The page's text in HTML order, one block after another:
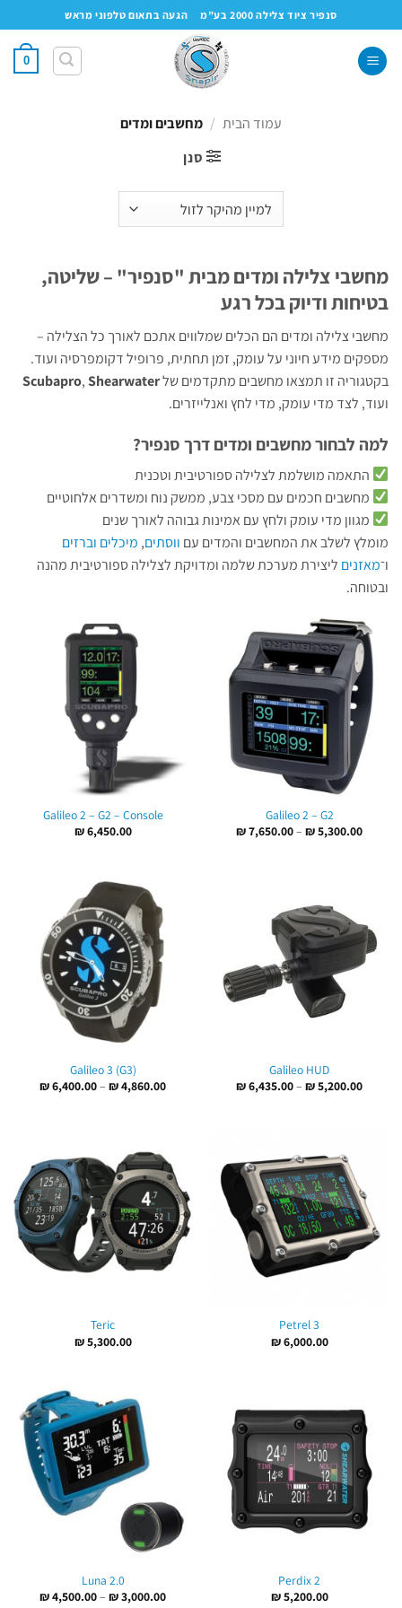
to
content
סנפיר ציוד צלילה 2000 בע"מ הגעה בתאום טלפוני מראש
0
עמוד הבית / מחשבים ומדים
סנן
מחשבי צלילה ומדים מבית "סנפיר" – שליטה,
בטיחות ודיוק בכל רגע
מחשבי צלילה ומדים הם הכלים שמלווים אתכם לאורך כל הצלילה –
מספקים מידע חיוני על עומק, זמן תחתית, פרופיל דקומפרסיה ועוד.
בקטגוריה זו תמצאו מחשבים מתקדמים של
Scubapro,Shearwater
ועוד, לצד מדי עומק, מדי לחץ ואנלייזרים.
למה לבחור מחשבים ומדים דרך סנפיר?
התאמה מושלמת לצלילה ספורטיבית וטכנית
מחשבים חכמים עם מסכי צבע, ממשק נוח ומשדרים אלחוטיים
מגוון מדי עומק ולחץ עם אמינות גבוהה לאורך שנים
מומלץ לשלב את המחשבים והמדים עם ווסתים, מיכלים וברזים
ו־מאזנים ליצירת מערכת שלמה ומדויקת לצלילה ספורטיבית מהנה
ובטוחה.
Galileo 2 – G2
₪5,300.00
–
₪7,650.00 טווח
Galileo 2 – G2 – Console
₪6,450.00
Galileo HUD
₪5,200.00
–
₪6,435.00 טווח
Galileo 3 (G3)
₪4,860.00
–
₪6,400.00 טווח
Petrel 3
₪6,000.00
Teric
₪5,300.00
Perdix 2
₪5,200.00
Luna 2.0
₪3,000.00
–
₪4,500.00 טווח